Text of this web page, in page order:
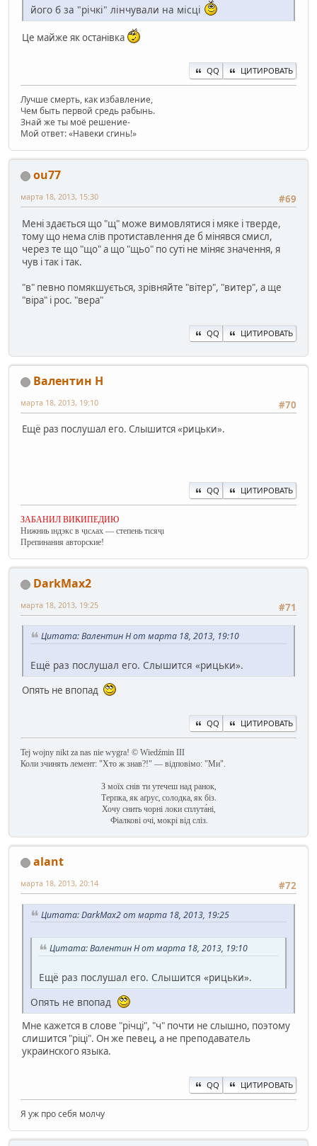
його б за "річкі" лінчували на місці
Це майже як останівка
QQ ЦИТИРОВАТЬ
Лучше смерть, как избавление,
Чем быть первой средь рабынь.
Знай же ты моё решение-
Мой ответ: «Навеки сгинь!»
ou77
#69
марта 18, 2013, 15:30
Мені здається що "щ" може вимовлятися і мяке і тверде,
тому що нема слів протиставлення де б мінявся смисл,
через те що "що" а що "щьо" по суті не міняє значення, я
чув і так і так.
"в" певно помякшується, зрівняйте "вітер", "витер", а ще
"віра" і рос. "вера"
QQ ЦИТИРОВАТЬ
Валентин Н
#70
марта 18, 2013, 19:10
Ещё раз послушал его. Слышится «рицьки».
QQ ЦИТИРОВАТЬ
ЗАБАНИЛ ВИКИПЕДИЮ
Нижниь ıндэкс в ҷıсʌах — степень тıсяҷı
Препинания авторские!
DarkMax2
#71
марта 18, 2013, 19:25
Цитата: Валентин Н от марта 18, 2013, 19:10
Ещё раз послушал его. Слышится «рицьки».
Опять не впопад
QQ ЦИТИРОВАТЬ
Tej wojny nikt za nas nie wygra! © Wiedźmin III
Коли зчинять лемент: "Хто ж знав?!" — відповімо: "Ми".
З моїх снів ти утечеш над ранок,
Терпка, як аґрус, солодка, як біз.
Хочу снить чорні локи сплута́ні,
Фіалкові очі, мокрі від сліз.
alant
#72
марта 18, 2013, 20:14
Цитата: DarkMax2 от марта 18, 2013, 19:25
Цитата: Валентин Н от марта 18, 2013, 19:10
Ещё раз послушал его. Слышится «рицьки».
Опять не впопад
Мне кажется в слове "річці", "ч" почти не слышно, поэтому
слишится "ріці". Он же певец, а не преподаватель
украинского языка.
QQ ЦИТИРОВАТЬ
Я уж про себя молчу